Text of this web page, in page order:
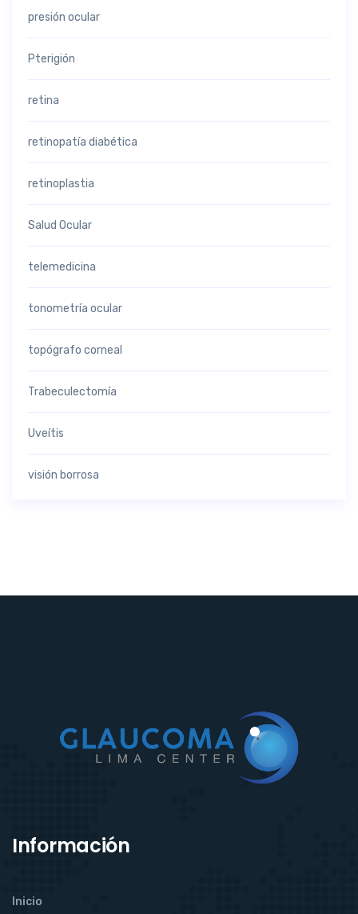
presión ocular
Pterigión
retina
retinopatía diabética
retinoplastia
Salud Ocular
telemedicina
tonometría ocular
topógrafo corneal
Trabeculectomía
Uveítis
visión borrosa
Información
Inicio